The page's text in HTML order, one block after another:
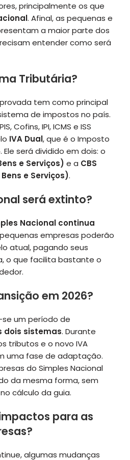
principalmente os que
. Afinal, as pequenas e
a maior parte dos
entender como será
Tributária?
tem como principal
de impostos no país.
Cofins, IPI, ICMS e ISS
IVA Dual, que é o Imposto
será dividido em dois: o
e Serviços) e a CBS
e Serviços).
será extinto?
Nacional continua
empresas poderão
atual, pagando seus
o que facilita bastante o
em 2026?
se um período de
dois sistemas. Durante
tributos e o novo IVA
uma fase de adaptação.
do Simples Nacional
da mesma forma, sem
cálculo da guia.
para as
algumas mudanças